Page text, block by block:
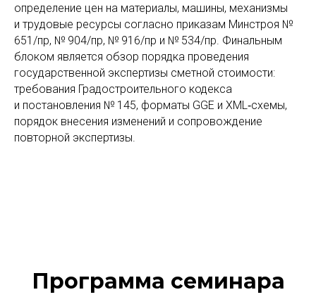
определение цен на материалы, машины, механизмы
и трудовые ресурсы согласно приказам Минстроя №
651/пр, № 904/пр, № 916/пр и № 534/пр. Финальным
блоком является обзор порядка проведения
государственной экспертизы сметной стоимости:
требования Градостроительного кодекса
и постановления № 145, форматы GGE и XML‑схемы,
порядок внесения изменений и сопровождение
повторной экспертизы.
Программа семинара